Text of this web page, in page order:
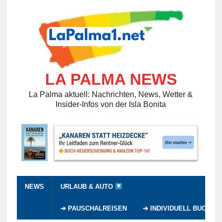
LA PALMA NEWS
La Palma aktuell: Nachrichten, News, Wetter &
Insider-Infos von der Isla Bonita
NEWS URLAUB & AUTO
➔ PAUSCHALREISEN ➔ INDIVIDUELL BUCHEN